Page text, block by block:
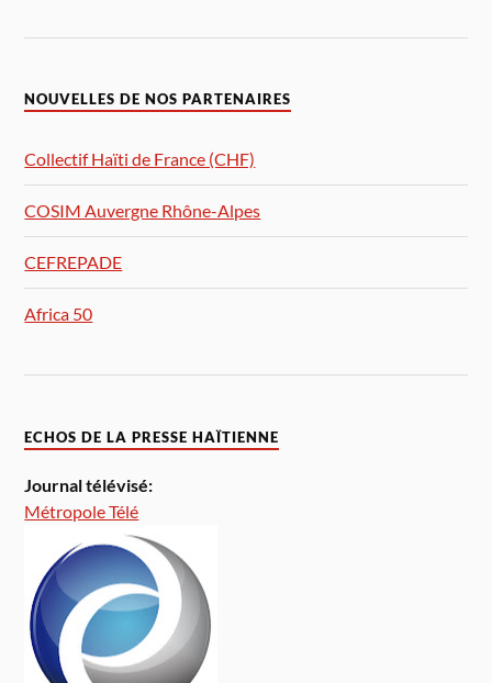
NOUVELLES DE NOS PARTENAIRES
Collectif Haïti de France (CHF)
COSIM Auvergne Rhône-Alpes
CEFREPADE
Africa 50
ECHOS DE LA PRESSE HAÏTIENNE
Journal télévisé:
Métropole Télé